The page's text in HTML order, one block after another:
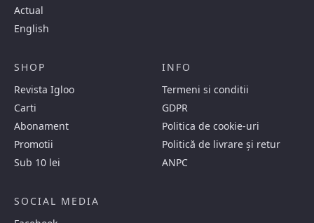
Actual
English
SHOP
Revista Igloo
Carti
Abonament
Promotii
Sub 10 lei
INFO
Termeni si conditii
GDPR
Politica de cookie-uri
Politică de livrare și retur
ANPC
SOCIAL MEDIA